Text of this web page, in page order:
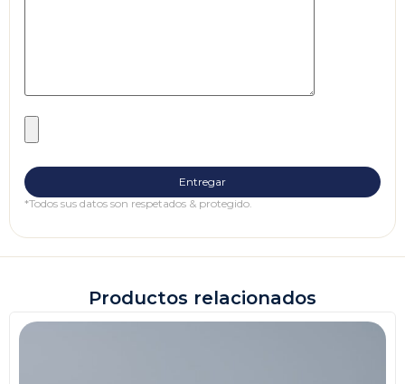
*Todos sus datos son respetados & protegido.
Productos relacionados